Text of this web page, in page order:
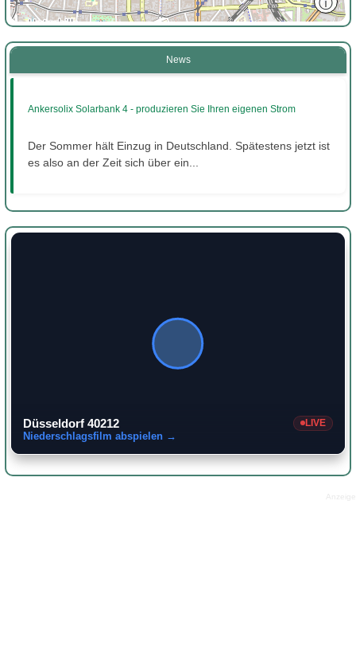
News
Ankersolix Solarbank 4 - produzieren Sie Ihren eigenen Strom
Der Sommer hält Einzug in Deutschland. Spätestens jetzt ist
es also an der Zeit sich über ein...
Düsseldorf 40212 LIVE
Niederschlagsfilm abspielen →